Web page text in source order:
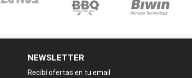
NEWSLETTER
Recibí ofertas en tu email